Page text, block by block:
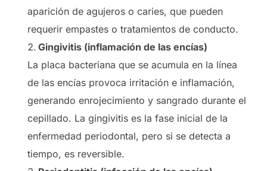
aparición de agujeros o caries, que pueden
requerir empastes o tratamientos de conducto.
Gingivitis (inflamación de las encías)
La placa bacteriana que se acumula en la línea
de las encías provoca irritación e inflamación,
generando enrojecimiento y sangrado durante el
cepillado. La gingivitis es la fase inicial de la
enfermedad periodontal, pero si se detecta a
tiempo, es reversible.